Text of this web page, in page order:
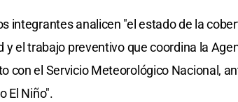
integrantes analicen "el estado de la
el trabajo preventivo que coordina la
con el Servicio Meteorológico Nacional,
El Niño".